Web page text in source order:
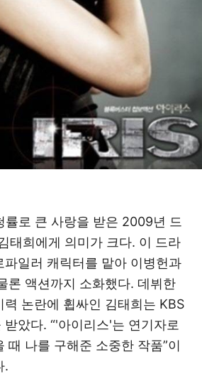
률로 큰 사랑을 받은 2009년 드
태희에게 의미가 크다. 이 드라
파일러 캐릭터를 맡아 이병헌과
론 액션까지 소화했다. 데뷔한
력 논란에 휩싸인 김태희는 KBS
았다. “'아이리스'는 연기자로
때 나를 구해준 소중한 작품”이
.